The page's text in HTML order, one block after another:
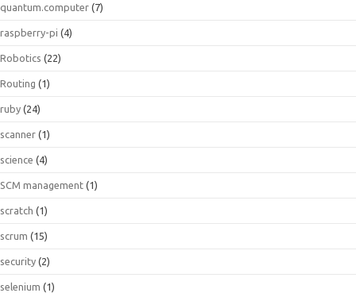
quantum.computer (7)
raspberry-pi (4)
Robotics (22)
Routing (1)
ruby (24)
scanner (1)
science (4)
SCM management (1)
scratch (1)
scrum (15)
security (2)
selenium (1)